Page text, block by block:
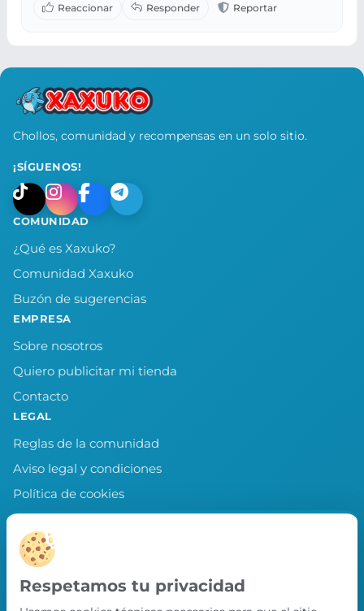
Chollos, comunidad y recompensas en un solo sitio.
¡SÍGUENOS!
COMUNIDAD
¿Qué es Xaxuko?
Comunidad Xaxuko
Buzón de sugerencias
EMPRESA
Sobre nosotros
Quiero publicitar mi tienda
Contacto
LEGAL
Reglas de la comunidad
Aviso legal y condiciones
Política de cookies
Política de privacidad
Preferencias de cookies
LLEVA XAXUKO CONTIGO
Chollos, misiones y recompensas desde
Respetamos tu privacidad